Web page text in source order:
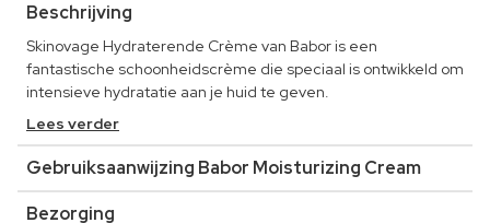
Beschrijving
Skinovage Hydraterende Crème van Babor is een
fantastische schoonheidscrème die speciaal is ontwikkeld om
intensieve hydratatie aan je huid te geven.
Lees verder
Gebruiksaanwijzing Babor Moisturizing Cream
Bezorging